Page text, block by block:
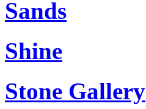
Sands
Shine
Stone Gallery